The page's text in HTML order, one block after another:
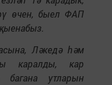
өчен, быел ФАП
Ләкедә һәм
каралды, кар
багана утларын